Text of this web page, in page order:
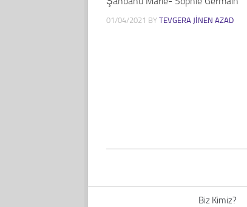
01/04/2021 BY TEVGERA JINEN AZAD
Biz Kimiz?